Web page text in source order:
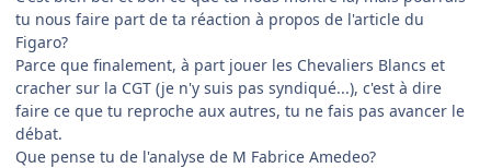
tu nous faire part de ta réaction à propos de l'article du
Figaro?
Parce que finalement, à part jouer les Chevaliers Blancs et
cracher sur la CGT (je n'y suis pas syndiqué...), c'est à dire
faire ce que tu reproche aux autres, tu ne fais pas avancer le
débat.
Que pense tu de l'analyse de M Fabrice Amedeo?